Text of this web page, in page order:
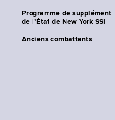
Programme de supplément
de l’État de New York SSI
Anciens combattants